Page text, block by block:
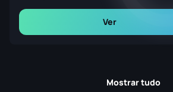
Ver
Mostrar tudo